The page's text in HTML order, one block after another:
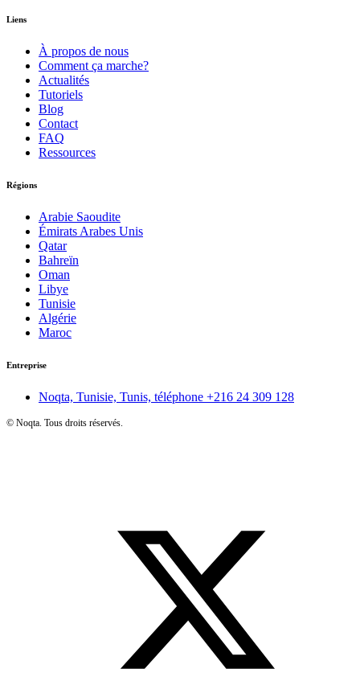
Liens
À propos de nous
Comment ça marche?
Actualités
Tutoriels
Blog
Contact
FAQ
Ressources
Régions
Arabie Saoudite
Émirats Arabes Unis
Qatar
Bahreïn
Oman
Libye
Tunisie
Algérie
Maroc
Entreprise
Noqta, Tunisie, Tunis, téléphone +216 24 309 128
© Noqta. Tous droits réservés.